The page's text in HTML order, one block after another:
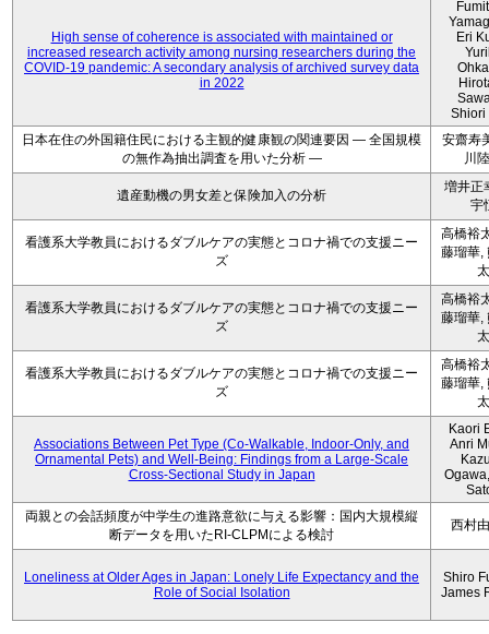
High sense of coherence is associated with maintained or
increased research activity among nursing researchers during the
COVID-19 pandemic: A secondary analysis of archived survey data
in 2022
Eri
Shiori
日本在住の外国籍住民における主観的健康観の関連要因 ― 全国規模
の無作為抽出調査を用いた分析 ―
安齋寿
川
遺産動機の男女差と保険加入の分析
増井正
宇
看護系大学教員におけるダブルケアの実態とコロナ禍での支援ニー
ズ
高橋裕
藤瑠華,
太
看護系大学教員におけるダブルケアの実態とコロナ禍での支援ニー
ズ
高橋裕
藤瑠華,
太
看護系大学教員におけるダブルケアの実態とコロナ禍での支援ニー
ズ
高橋裕
藤瑠華,
太
Associations Between Pet Type (Co-Walkable, Indoor-Only, and
Ornamental Pets) and Well-Being: Findings from a Large-Scale
Cross-Sectional Study in Japan
Kaori
Anri
両親との会話頻度が中学生の進路意欲に与える影響：国内大規模縦
断データを用いたRI-CLPMによる検討
西村
Loneliness at Older Ages in Japan: Lonely Life Expectancy and the
Role of Social Isolation
Shiro
James